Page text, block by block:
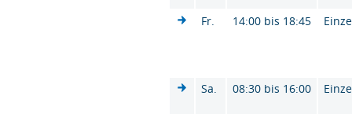
Fr. 14:00 bis 18:45
Sa. 08:30 bis 16:00